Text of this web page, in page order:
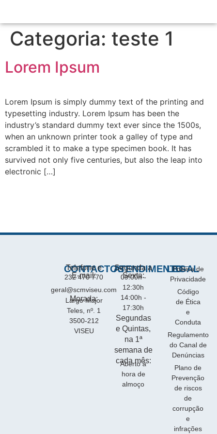
Categoria: teste 1
Lorem Ipsum
Lorem Ipsum is simply dummy text of the printing and
typesetting industry. Lorem Ipsum has been the
industry’s standard dummy text ever since the 1500s,
when an unknown printer took a galley of type and
scrambled it to make a type specimen book. It has
survived not only five centuries, but also the leap into
electronic […]
CONTACTOS
Telefone e
E-mail:
232 470 770
geral@scmviseu.com
Morada:
Largo Major
Teles, nº. 1
3500-212
VISEU
ATENDIMENTO
Segunda a
Sexta:
09:00h -
12:30h
14:00h -
17:30h
Segundas
e Quintas,
na 1ª
semana de
cada mês:
Aberto à
hora de
almoço
LEGAL
Politica de
Privacidade
Código
de Ética
e
Conduta
Regulamento
do Canal de
Denúncias
Plano de
Prevenção
de riscos
de
corrupção
e
infrações